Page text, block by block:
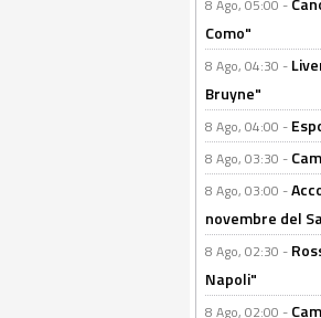
8 Ago, 05:00 -
Como"
8 Ago, 04:30 -
Bruyne"
8 Ago, 04:00 -
8 Ago, 03:30 -
8 Ago, 03:00 -
novembre del
8 Ago, 02:30 -
Napoli"
8 Ago, 02:00 -